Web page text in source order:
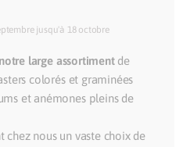
jusqu'à 18 octobre
notre large assortimentde
colorés et graminées
et anémones pleins de
chez nous un vaste choix de